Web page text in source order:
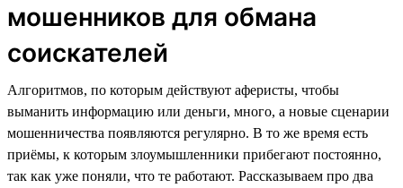
мошенников для обмана
соискателей
Алгоритмов, по которым действуют аферисты, чтобы
выманить информацию или деньги, много, а новые сценарии
мошенничества появляются регулярно. В то же время есть
приёмы, к которым злоумышленники прибегают постоянно,
так как уже поняли, что те работают. Рассказываем про два